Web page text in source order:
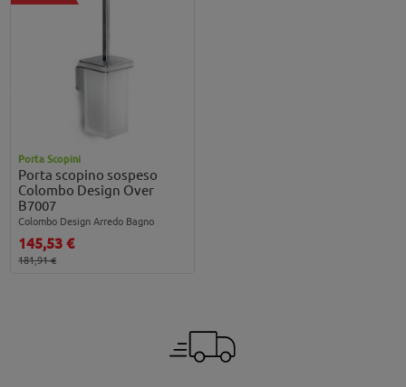
Porta Scopini
Porta scopino sospeso
Colombo Design Over
B7007
Colombo Design Arredo Bagno
145,53 €
181,91 €